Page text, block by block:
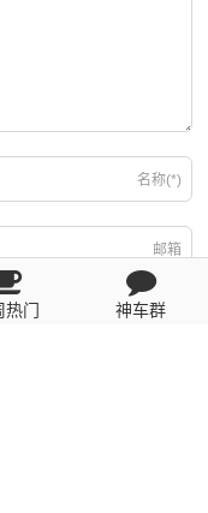
名称(*)
邮箱
热门 神车群